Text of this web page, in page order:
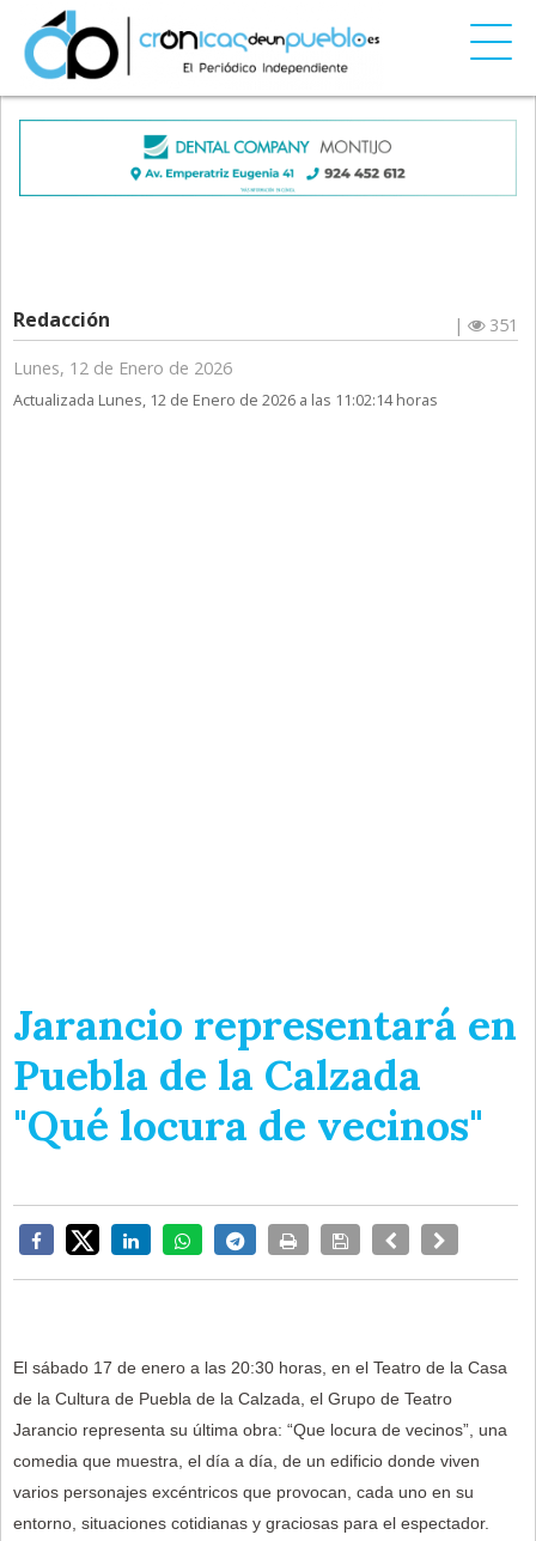
Redacción |
351
Lunes, 12 de Enero de 2026
Actualizada Lunes, 12 de Enero de 2026 a las 11:02:14 horas
Jarancio representará en
Puebla de la Calzada
"Qué locura de vecinos"
El sábado 17 de enero a las 20:30 horas, en el Teatro de la Casa
de la Cultura de Puebla de la Calzada, el Grupo de Teatro
Jarancio representa su última obra: “Que locura de vecinos”, una
comedia que muestra, el día a día, de un edificio donde viven
varios personajes excéntricos que provocan, cada uno en su
entorno, situaciones cotidianas y graciosas para el espectador.